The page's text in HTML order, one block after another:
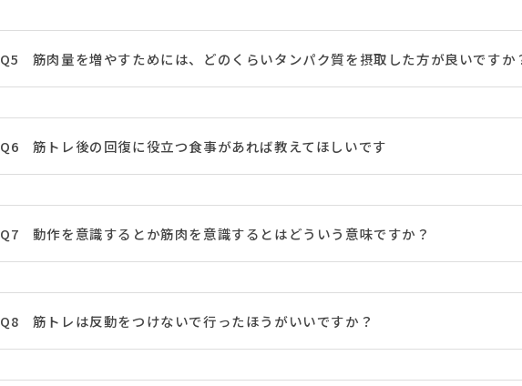
Q5 筋肉量を増やすためには、どのくらいタンパク質を摂取した方が良いですか
Q6 筋トレ後の回復に役立つ食事があれば教えてほしいです
Q7 動作を意識するとか筋肉を意識するとはどういう意味ですか？
Q8 筋トレは反動をつけないで行ったほうがいいですか？